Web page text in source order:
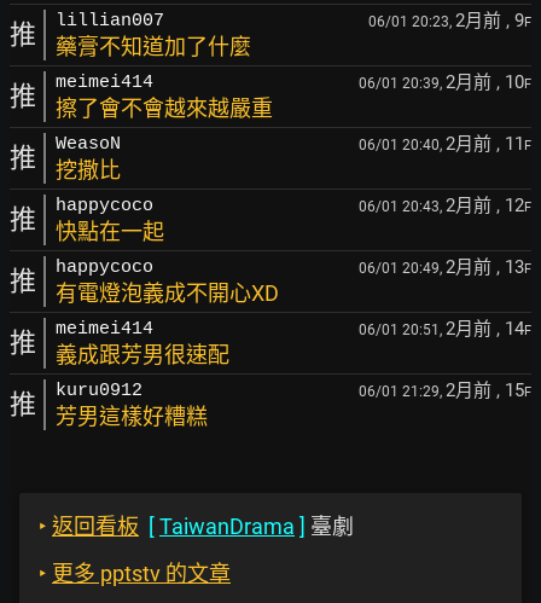
推 lillian007 06/01 20:23, 2月前 , 9F
藥膏不知道加了什麼
推 meimei414 06/01 20:39, 2月前 , 10F
擦了會不會越來越嚴重
推 WeasoN 06/01 20:40, 2月前 , 11 F
挖撒比
推 happycoco 06/01 20:43, 2月前 , 12F
快點在一起
推 happycoco 06/01 20:49, 2月前 , 13F
有電燈泡義成不開心XD
推 meimei414 06/01 20:51, 2月前 , 14F
義成跟芳男很速配
推 kuru0912 06/01 21:29, 2月前 , 15F
芳男這樣好糟糕
‣ 返回看板 [TaiwanDrama ] 臺劇
‣ 更多 pptstv 的文章